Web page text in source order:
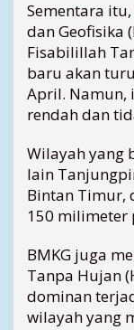
Sementara
dan Geofisika
Fisabilillah
baru akan
April. Namun,
rendah dan
Wilayah yang
lain
Bintan Timur,
150 milimeter
BMKG juga
Tanpa Hujan
dominan
wilayah yang